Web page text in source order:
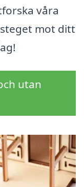
våra
mot ditt
utan